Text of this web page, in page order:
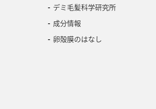
デミ毛髪科学研究所
成分情報
卵殻膜のはなし